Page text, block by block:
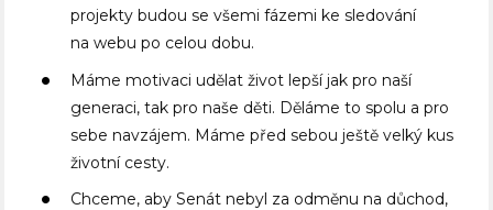
projekty budou se všemi fázemi ke sledování
na webu po celou dobu.
Máme motivaci udělat život lepší jak pro naší
generaci, tak pro naše děti. Děláme to spolu a pro
sebe navzájem. Máme před sebou ještě velký kus
životní cesty.
Chceme, aby Senát nebyl za odměnu na důchod,